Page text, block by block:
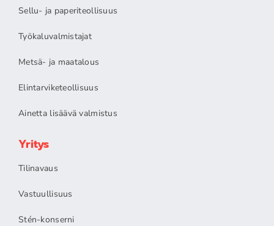
Sellu- ja paperiteollisuus
Työkaluvalmistajat
Metsä- ja maatalous
Elintarviketeollisuus
Ainetta lisäävä valmistus
Yritys
Tilinavaus
Vastuullisuus
Stén-konserni